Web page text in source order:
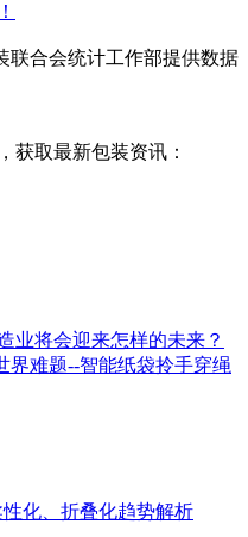
联合会统计工作部提供数据
获取最新包装资讯：
业将会迎来怎样的未来？
界难题--智能纸袋拎手穿绳